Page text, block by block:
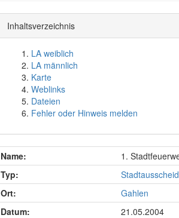
Inhaltsverzeichnis
LA weiblich
LA männlich
Karte
Weblinks
Dateien
Fehler oder Hinweis melden
Name:
1.
Typ:
Stadtausscheid
Ort:
Gahlen
Datum:
21.05.2004